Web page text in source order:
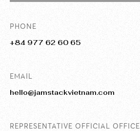
PHONE
+84 977 62 60 65
EMAIL
hello@jamstackvietnam.com
REPRESENTATIVE OFFICIAL OFFICE